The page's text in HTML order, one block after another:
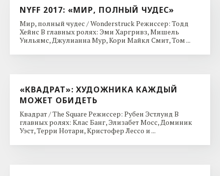
NYFF 2017: «МИР, ПОЛНЫЙ ЧУДЕС»
Мир, полный чудес / Wonderstruck Режиссер: Тодд
Хейнс В главных ролях: Эми Харгривз, Мишель
Уильямс, Джулианна Мур, Кори Майкл Смит, Том ...
«КВАДРАТ»: ХУДОЖНИКА КАЖДЫЙ
МОЖЕТ ОБИДЕТЬ
Квадрат / The Square Режиссер: Рубен Эстлунд В
главных ролях: Клас Банг, Элизабет Мосс, Доминик
Уэст, Терри Нотари, Кристофер Лессо и ...